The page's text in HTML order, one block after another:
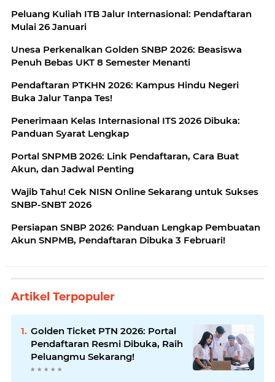
Peluang Kuliah ITB Jalur Internasional: Pendaftaran
Mulai 26 Januari
Unesa Perkenalkan Golden SNBP 2026: Beasiswa
Penuh Bebas UKT 8 Semester Menanti
Pendaftaran PTKHN 2026: Kampus Hindu Negeri
Buka Jalur Tanpa Tes!
Penerimaan Kelas Internasional ITS 2026 Dibuka:
Panduan Syarat Lengkap
Portal SNPMB 2026: Link Pendaftaran, Cara Buat
Akun, dan Jadwal Penting
Wajib Tahu! Cek NISN Online Sekarang untuk Sukses
SNBP-SNBT 2026
Persiapan SNBP 2026: Panduan Lengkap Pembuatan
Akun SNPMB, Pendaftaran Dibuka 3 Februari!
Artikel Terpopuler
Golden Ticket PTN 2026: Portal
Pendaftaran Resmi Dibuka, Raih
Peluangmu Sekarang!